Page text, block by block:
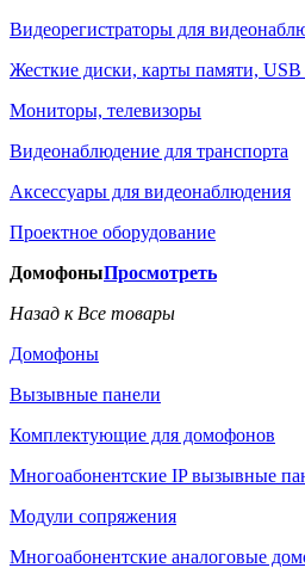
Видеорегистраторы для
Жесткие диски, карты памяти,
Мониторы, телевизоры
Видеонаблюдение для транспорта
Аксессуары для видеонаблюдения
Проектное оборудование
ДомофоныПросмотреть
Назад к Все товары
Домофоны
Вызывные панели
Комплектующие для домофонов
Многоабонентские IP вызывные
Модули сопряжения
Многоабонентские аналоговые